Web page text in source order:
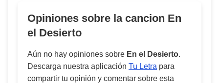
Opiniones sobre la cancion En
el Desierto
Aún no hay opiniones sobre En el Desierto.
Descarga nuestra aplicación Tu Letra para
compartir tu opinión y comentar sobre esta